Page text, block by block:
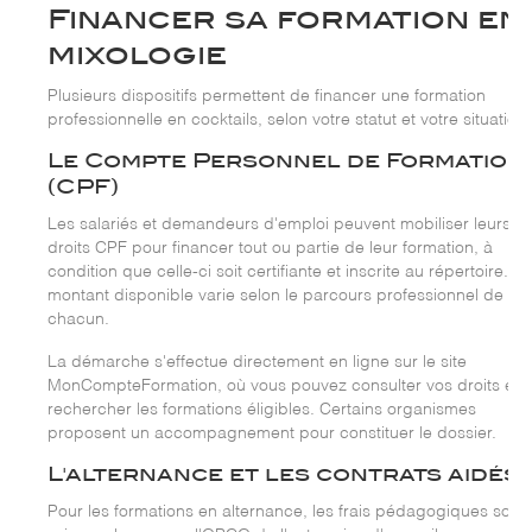
Financer sa formation en
mixologie
Plusieurs dispositifs permettent de financer une formation
professionnelle en cocktails, selon votre statut et votre situation.
Le Compte Personnel de Formation
(CPF)
Les salariés et demandeurs d'emploi peuvent mobiliser leurs
droits CPF pour financer tout ou partie de leur formation, à
condition que celle-ci soit certifiante et inscrite au répertoire. Le
montant disponible varie selon le parcours professionnel de
chacun.
La démarche s'effectue directement en ligne sur le site
MonCompteFormation, où vous pouvez consulter vos droits et
rechercher les formations éligibles. Certains organismes
proposent un accompagnement pour constituer le dossier.
L'alternance et les contrats aidés
Pour les formations en alternance, les frais pédagogiques sont